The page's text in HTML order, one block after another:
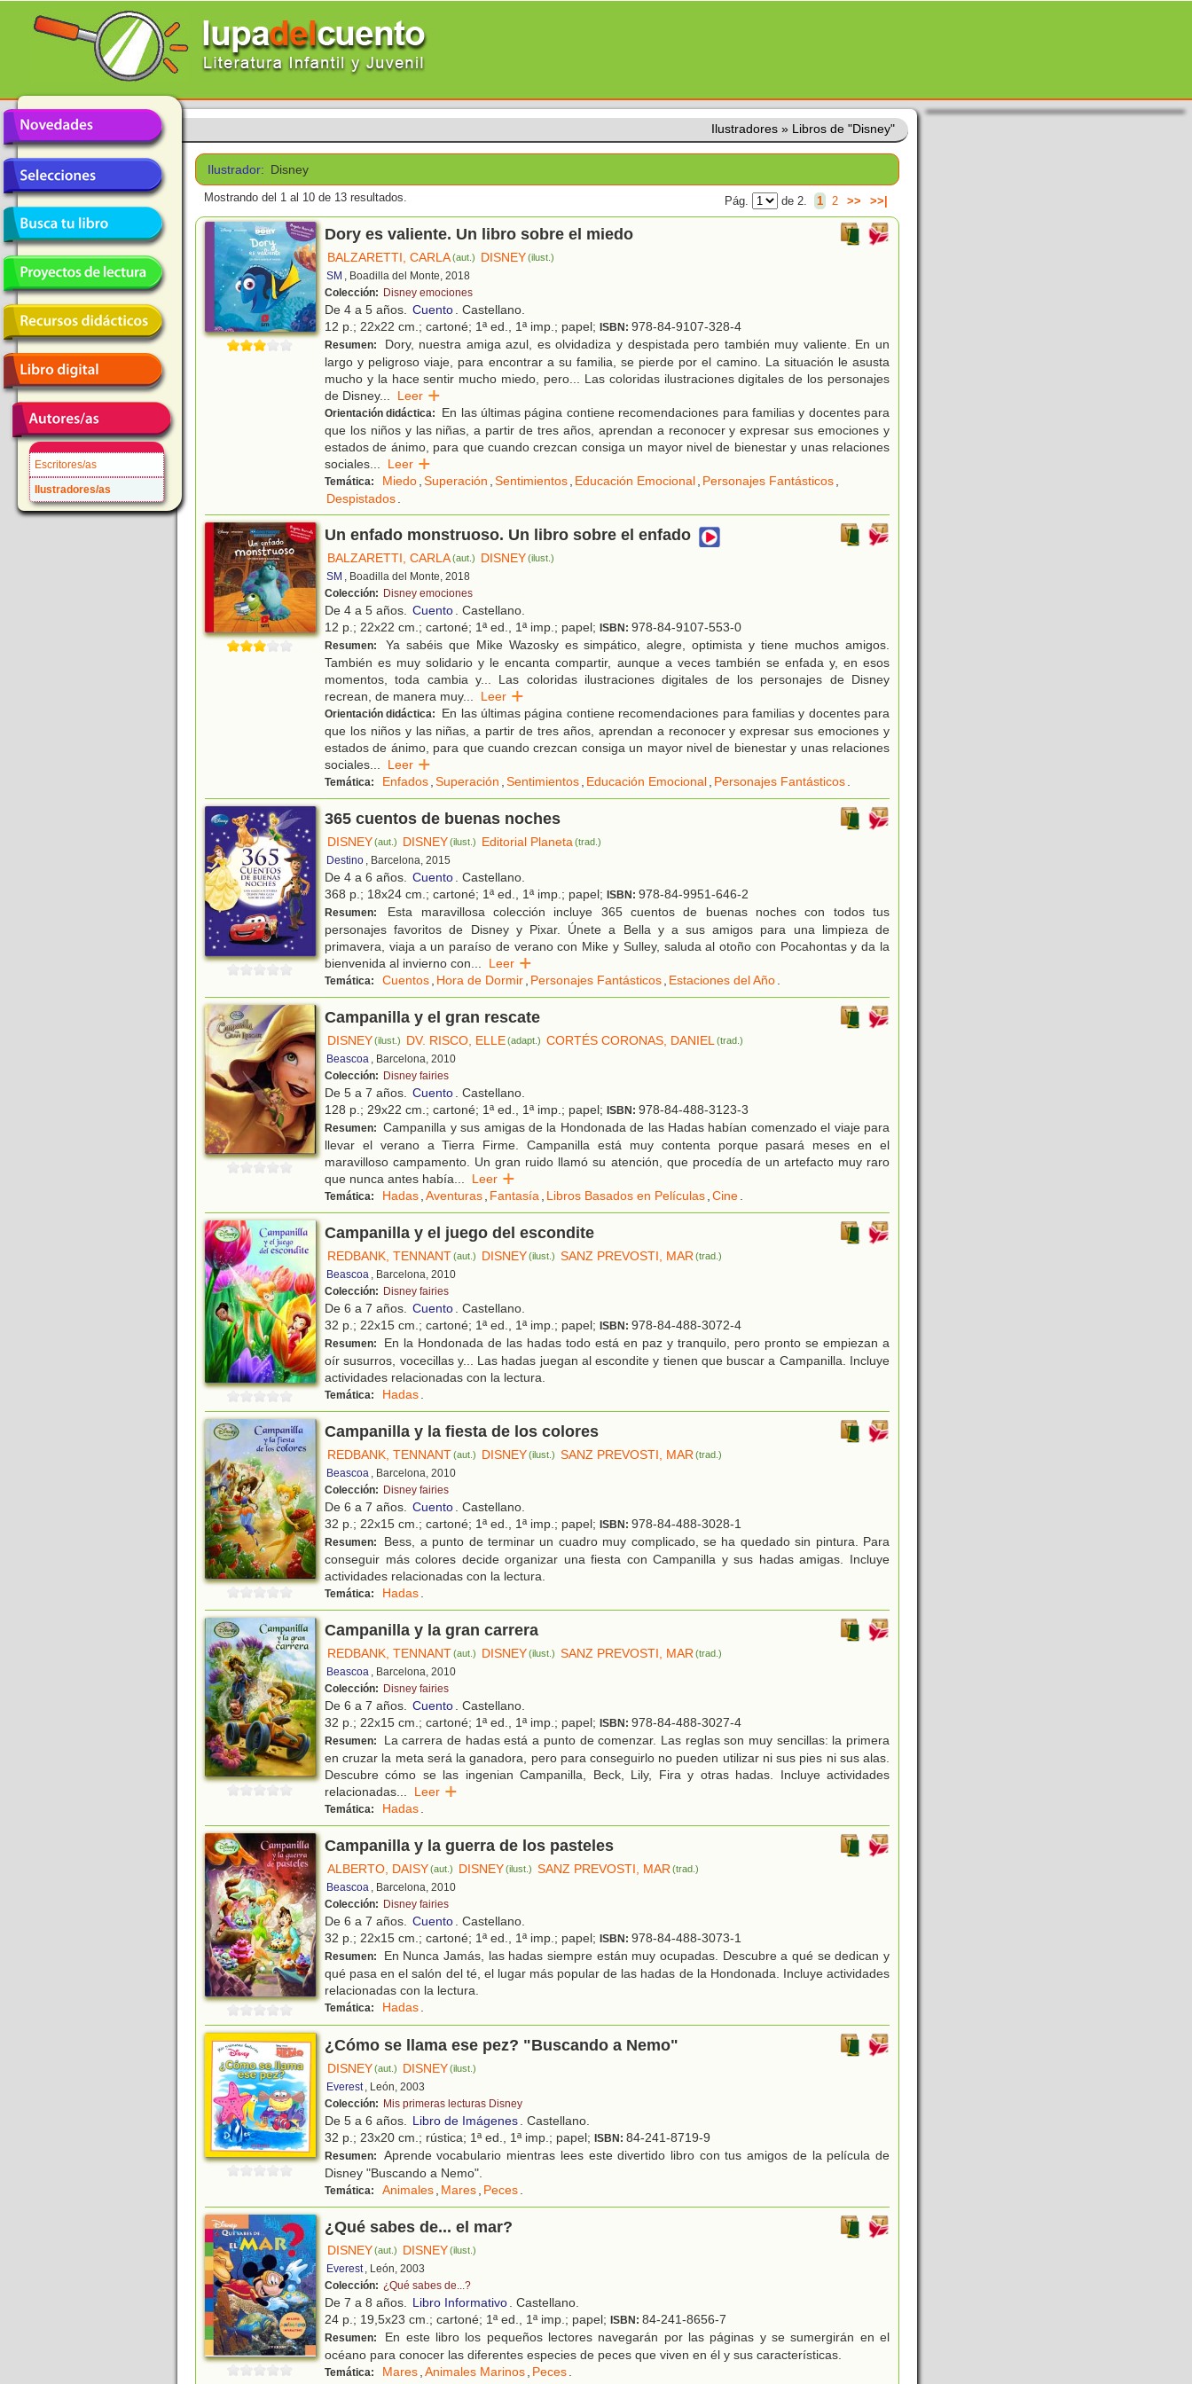
Escritores/as
Ilustradores/as
Ilustradores » Libros de "Disney"
Ilustrador: Disney
Mostrando del 1 al 10 de 13 resultados. Pág. de 2. 1 2 >> >>|
Dory es valiente. Un libro sobre el miedo
BALZARETTI, CARLA(aut.) DISNEY(ilust.)
SM , Boadilla del Monte, 2018
Colección: Disney emociones
De 4 a 5 años. Cuento. Castellano.
12 p.; 22x22 cm.; cartoné; 1ª ed., 1ª imp.; papel; ISBN: 978-84-9107-328-4
Resumen:
Dory, nuestra amiga azul, es olvidadiza y despistada pero también muy valiente. En un
largo y peligroso viaje, para encontrar a su familia, se pierde por el camino. La situación le asusta
mucho y la hace sentir mucho miedo, pero... Las coloridas ilustraciones digitales de los personajes
de Disney... Leer
Orientación didáctica:
En las últimas página contiene recomendaciones para familias y docentes para
que los niños y las niñas, a partir de tres años, aprendan a reconocer y expresar sus emociones y
estados de ánimo, para que cuando crezcan consiga un mayor nivel de bienestar y unas relaciones
sociales... Leer
Temática: Miedo,Superación ,Sentimientos, Educación Emocional, Personajes Fantásticos,
Despistados.
Un enfado monstruoso. Un libro sobre el enfado
BALZARETTI, CARLA(aut.) DISNEY(ilust.)
SM , Boadilla del Monte, 2018
Colección: Disney emociones
De 4 a 5 años. Cuento. Castellano.
12 p.; 22x22 cm.; cartoné; 1ª ed., 1ª imp.; papel; ISBN: 978-84-9107-553-0
Resumen:
Ya sabéis que Mike Wazosky es simpático, alegre, optimista y tiene muchos amigos.
También es muy solidario y le encanta compartir, aunque a veces también se enfada y, en esos
momentos, toda cambia y... Las coloridas ilustraciones digitales de los personajes de Disney
recrean, de manera muy... Leer
Orientación didáctica:
En las últimas página contiene recomendaciones para familias y docentes para
que los niños y las niñas, a partir de tres años, aprendan a reconocer y expresar sus emociones y
estados de ánimo, para que cuando crezcan consiga un mayor nivel de bienestar y unas relaciones
sociales... Leer
Temática: Enfados,Superación ,Sentimientos, Educación Emocional, Personajes Fantásticos.
365 cuentos de buenas noches
DISNEY(aut.) DISNEY(ilust.) Editorial Planeta (trad.)
Destino , Barcelona, 2015
De 4 a 6 años. Cuento. Castellano.
368 p.; 18x24 cm.; cartoné; 1ª ed., 1ª imp.; papel; ISBN: 978-84-9951-646-2
Resumen:
Esta maravillosa colección incluye 365 cuentos de buenas noches con todos tus
personajes favoritos de Disney y Pixar. Únete a Bella y a sus amigos para una limpieza de
primavera, viaja a un paraíso de verano con Mike y Sulley, saluda al otoño con Pocahontas y da la
bienvenida al invierno con... Leer
Temática: Cuentos, Hora de Dormir, Personajes Fantásticos, Estaciones del Año.
Campanilla y el gran rescate
DISNEY(ilust.) DV. RISCO, ELLE(adapt.) CORTÉS CORONAS, DANIEL (trad.)
Beascoa , Barcelona, 2010
Colección: Disney fairies
De 5 a 7 años. Cuento. Castellano.
128 p.; 29x22 cm.; cartoné; 1ª ed., 1ª imp.; papel; ISBN: 978-84-488-3123-3
Resumen: Campanilla y sus amigas de la Hondonada de las Hadas habían comenzado el viaje para
llevar el verano a Tierra Firme. Campanilla está muy contenta porque pasará meses en el
maravilloso campamento. Un gran ruido llamó su atención, que procedía de un artefacto muy raro
que nunca antes había... Leer
Temática: Hadas,Aventuras, Fantasía, Libros Basados en Películas,Cine.
Campanilla y el juego del escondite
REDBANK, TENNANT(aut.) DISNEY(ilust.) SANZ PREVOSTI, MAR (trad.)
Beascoa , Barcelona, 2010
Colección: Disney fairies
De 6 a 7 años. Cuento. Castellano.
32 p.; 22x15 cm.; cartoné; 1ª ed., 1ª imp.; papel; ISBN: 978-84-488-3072-4
Resumen:
En la Hondonada de las hadas todo está en paz y tranquilo, pero pronto se empiezan a
oír susurros, vocecillas y... Las hadas juegan al escondite y tienen que buscar a Campanilla. Incluye
actividades relacionadas con la lectura.
Temática: Hadas.
Campanilla y la fiesta de los colores
REDBANK, TENNANT(aut.) DISNEY(ilust.) SANZ PREVOSTI, MAR (trad.)
Beascoa , Barcelona, 2010
Colección: Disney fairies
De 6 a 7 años. Cuento. Castellano.
32 p.; 22x15 cm.; cartoné; 1ª ed., 1ª imp.; papel; ISBN: 978-84-488-3028-1
Resumen:
Bess, a punto de terminar un cuadro muy complicado, se ha quedado sin pintura. Para
conseguir más colores decide organizar una fiesta con Campanilla y sus hadas amigas. Incluye
actividades relacionadas con la lectura.
Temática: Hadas.
Campanilla y la gran carrera
REDBANK, TENNANT(aut.) DISNEY(ilust.) SANZ PREVOSTI, MAR (trad.)
Beascoa , Barcelona, 2010
Colección: Disney fairies
De 6 a 7 años. Cuento. Castellano.
32 p.; 22x15 cm.; cartoné; 1ª ed., 1ª imp.; papel; ISBN: 978-84-488-3027-4
Resumen:
La carrera de hadas está a punto de comenzar. Las reglas son muy sencillas: la primera
en cruzar la meta será la ganadora, pero para conseguirlo no pueden utilizar ni sus pies ni sus alas.
Descubre cómo se las ingenian Campanilla, Beck, Lily, Fira y otras hadas. Incluye actividades
relacionadas... Leer
Temática: Hadas.
Campanilla y la guerra de los pasteles
ALBERTO, DAISY(aut.) DISNEY(ilust.) SANZ PREVOSTI, MAR (trad.)
Beascoa , Barcelona, 2010
Colección: Disney fairies
De 6 a 7 años. Cuento. Castellano.
32 p.; 22x15 cm.; cartoné; 1ª ed., 1ª imp.; papel; ISBN: 978-84-488-3073-1
Resumen:
En Nunca Jamás, las hadas siempre están muy ocupadas. Descubre a qué se dedican y
qué pasa en el salón del té, el lugar más popular de las hadas de la Hondonada. Incluye actividades
relacionadas con la lectura.
Temática: Hadas.
¿Cómo se llama ese pez? "Buscando a Nemo"
DISNEY(aut.) DISNEY(ilust.)
Everest , León, 2003
Colección: Mis primeras lecturas Disney
De 5 a 6 años. Libro de Imágenes. Castellano.
32 p.; 23x20 cm.; rústica; 1ª ed., 1ª imp.; papel; ISBN: 84-241-8719-9
Resumen:
Aprende vocabulario mientras lees este divertido libro con tus amigos de la película de
Disney "Buscando a Nemo".
Temática: Animales, Mares, Peces.
¿Qué sabes de... el mar?
DISNEY(aut.) DISNEY(ilust.)
Everest , León, 2003
Colección: ¿Qué sabes de...?
De 7 a 8 años. Libro Informativo. Castellano.
24 p.; 19,5x23 cm.; cartoné; 1ª ed., 1ª imp.; papel; ISBN: 84-241-8656-7
Resumen:
En este libro los pequeños lectores navegarán por las páginas y se sumergirán en el
océano para conocer las diferentes especies de peces que viven en él y sus características.
Temática: Mares,Animales Marinos, Peces.